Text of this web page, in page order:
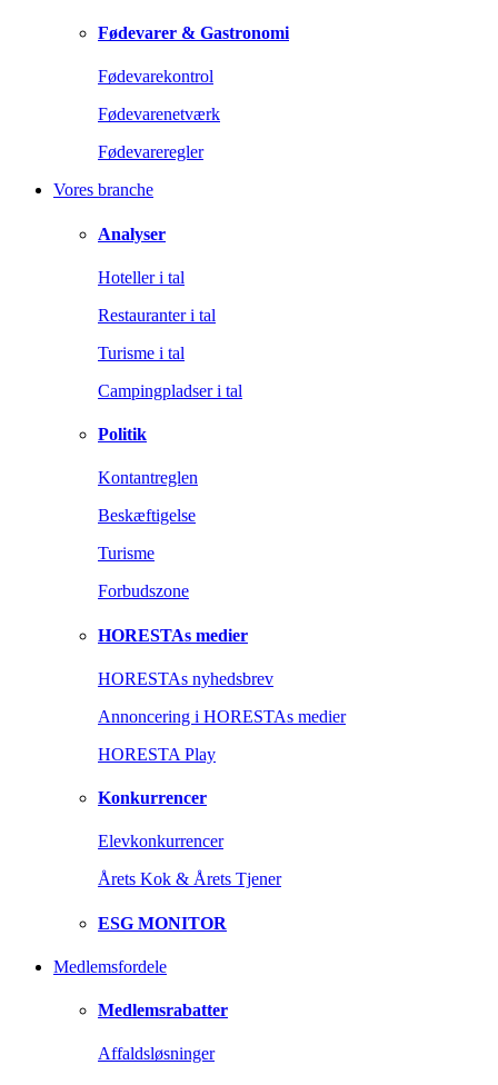
Fødevarer & Gastronomi
Fødevarekontrol
Fødevarenetværk
Fødevareregler
Vores branche
Analyser
Hoteller i tal
Restauranter i tal
Turisme i tal
Campingpladser i tal
Politik
Kontantreglen
Beskæftigelse
Turisme
Forbudszone
HORESTAs medier
HORESTAs nyhedsbrev
Annoncering i HORESTAs medier
HORESTA Play
Konkurrencer
Elevkonkurrencer
Årets Kok & Årets Tjener
ESG MONITOR
Medlemsfordele
Medlemsrabatter
Affaldsløsninger